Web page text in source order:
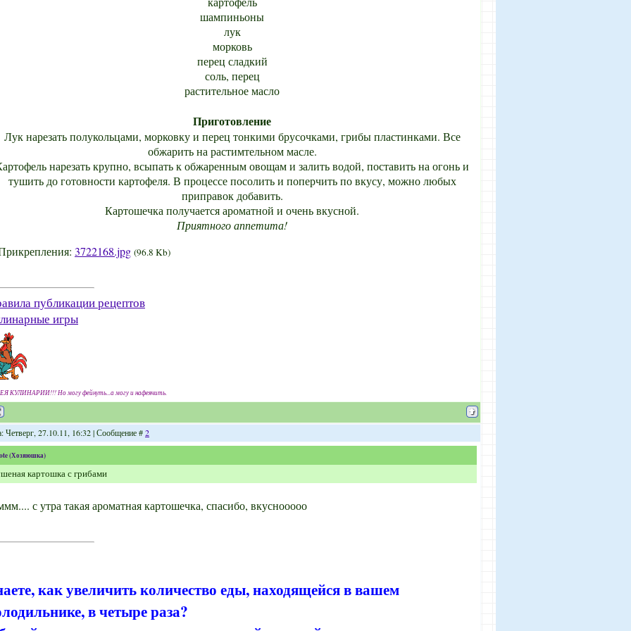
шампиньоны
лук
морковь
перец сладкий
соль, перец
растительное масло
Приготовление
Лук нарезать полукольцами, морковку и перец тонкими брусочками, грибы пластинками. Все
обжарить на растимтельном масле.
нарезать крупно, всыпать к обжаренным овощам и залить водой, поставить на огонь и
тушить до готовности картофеля. В процессе посолить и поперчить по вкусу, можно любых
приправок добавить.
Картошечка получается ароматной и очень вкусной.
Приятного аппетита!
3722168.jpg (96.8 Kb)
публикации рецептов
игры
КУЛИНАРИИ!!! Но могу фейнуть...а могу и нафеячить.
Четверг, 27.10.11, 16:32 | Сообщение #2
(Хозяюшка)
картошка с грибами
с утра такая ароматная картошечка, спасибо, вкуснооооо
как увеличить количество еды, находящейся в вашем
в четыре раза?